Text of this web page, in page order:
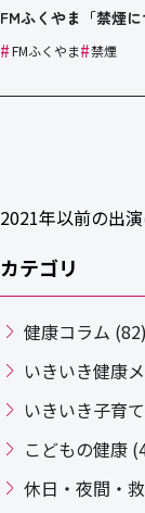
FMふくやま「禁煙
#FMふくやま#禁煙
2021年以前の出
カテゴリ
健康コラム (82)
いきいき健康
いきいき子育
こどもの健康
休日・夜間・